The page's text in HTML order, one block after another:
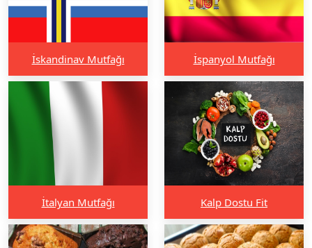
İskandinav Mutfağı İspanyol Mutfağı
İtalyan Mutfağı Kalp Dostu Fit